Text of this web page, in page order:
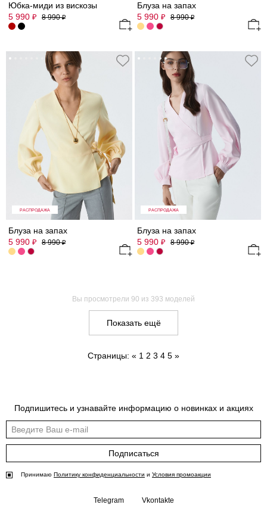
Юбка-миди из вискозы
5 990 ₽ 8 990₽
Блуза на запах
5 990 ₽ 8 990₽
РАСПРОДАЖА
Блуза на запах
5 990 ₽ 8 990₽
РАСПРОДАЖА
Блуза на запах
5 990 ₽ 8 990₽
Вы просмотрели 90 из 393 моделей
Показать ещё
Страницы: « 1 2 3 4 5 »
Подпишитесь и узнавайте информацию о новинках и акциях
Подписаться
Принимаю Политику конфиденциальности и Условия промоакции
Telegram Vkontakte